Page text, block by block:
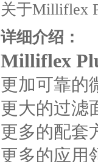
关于Milliflex
详细介绍：
Milliflex
更加可靠的
更大的过滤
更多的配套
更多的应用